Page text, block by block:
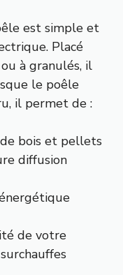
est simple et
Placé
à granulés, il
le poêle
il permet de :
bois et pellets
diffusion
de votre